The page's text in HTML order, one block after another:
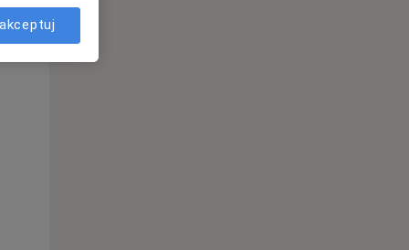
Śr,
12 Sie